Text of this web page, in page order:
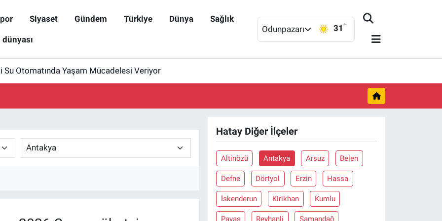
Siyaset Gündem Türkiye Dünya Sağlık
Odunpazarı 31 °
Su Otomatında Yaşam Mücadelesi Veriyor
Hatay Diğer İlçeler
Altinözü Antakya Arsuz Belen
Defne Dörtyol Erzin Hassa
İskenderun Kirikhan Kumlu
Payas Reyhanli Samandağ